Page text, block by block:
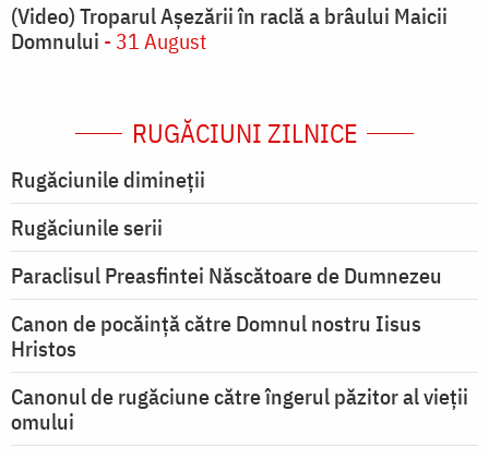
(Video) Troparul Așezării în raclă a brâului Maicii
Domnului - 31 August
RUGĂCIUNI ZILNICE
Rugăciunile dimineții
Rugăciunile serii
Paraclisul Preasfintei Născătoare de Dumnezeu
Canon de pocăință către Domnul nostru Iisus
Hristos
Canonul de rugăciune către îngerul păzitor al vieții
omului